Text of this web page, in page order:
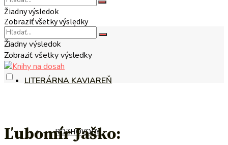
NA TÉMU
LITERÁRNA KAVIAREŇ
ROZHOVORY
Žiadny výsledok
Zobraziť všetky výsledky
Žiadny výsledok
Zobraziť všetky výsledky
Ľubomír Jaško: